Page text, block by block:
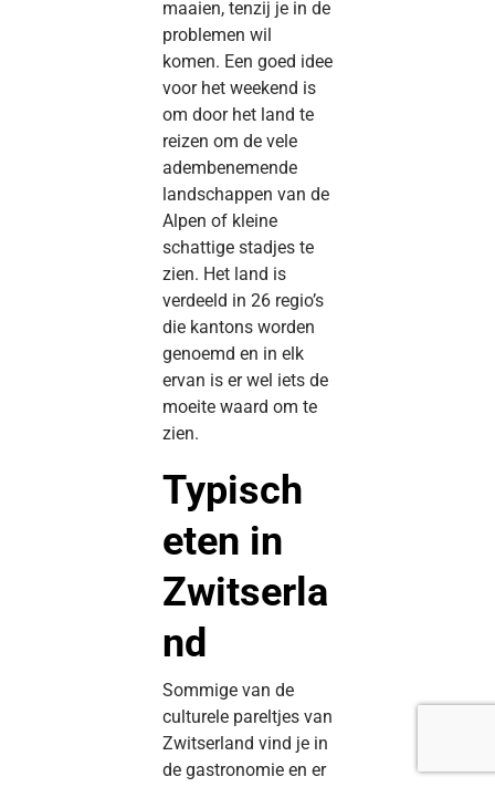
maaien, tenzij je in de
problemen wil
komen. Een goed idee
voor het weekend is
om door het land te
reizen om de vele
adembenemende
landschappen van de
Alpen of kleine
schattige stadjes te
zien. Het land is
verdeeld in 26 regio’s
die kantons worden
genoemd en in elk
ervan is er wel iets de
moeite waard om te
zien.
Typisch
eten in
Zwitserla
nd
Sommige van de
culturele pareltjes van
Zwitserland vind je in
de gastronomie en er